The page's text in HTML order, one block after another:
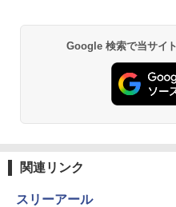
Google 検索で当サイ
関連リンク
スリーアール